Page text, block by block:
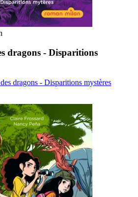
dragons - Disparitions
dragons - Disparitions mystères